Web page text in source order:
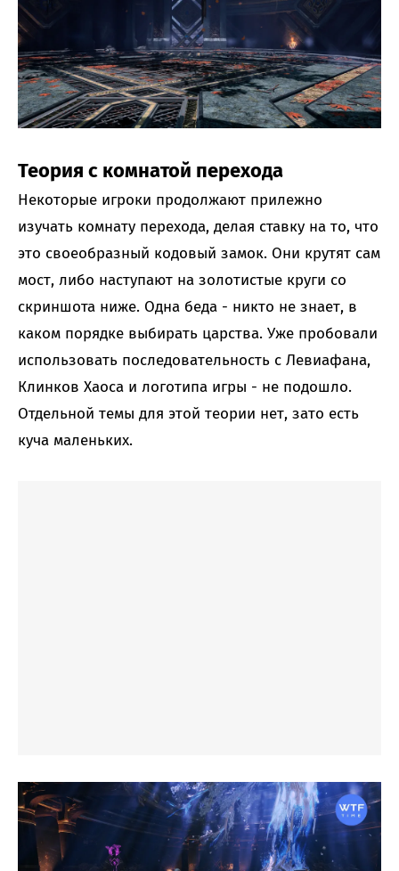
Теория с комнатой перехода
Некоторые игроки продолжают прилежно
изучать комнату перехода, делая ставку на то, что
это своеобразный кодовый замок. Они крутят сам
мост, либо наступают на золотистые круги со
скриншота ниже. Одна беда - никто не знает, в
каком порядке выбирать царства. Уже пробовали
использовать последовательность с Левиафана,
Клинков Хаоса и логотипа игры - не подошло.
Отдельной темы для этой теории нет, зато есть
куча маленьких.